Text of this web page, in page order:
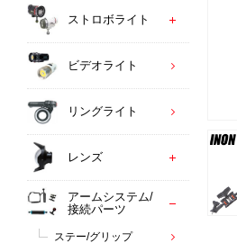
ストロボライト
ビデオライト
リングライト
レンズ
アームシステム/
接続パーツ
ステー/グリップ